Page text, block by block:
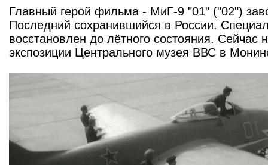
Главный герой фильма - МиГ-9 "01" ("02")
Последний сохранившийся в России.
восстановлен до лётного состояния. Сейчас
экспозиции Центрального музея ВВС в